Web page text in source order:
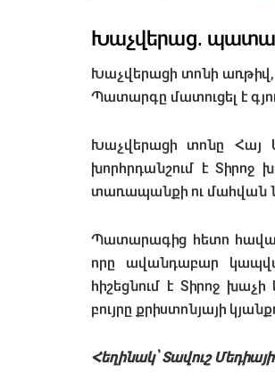
Խաչվերաց․
Խաչվերացի տոնի առթիվ,
Պատարգը մատուցել է
Խաչվերացի տոնը Հայ
խորհրդանշում է Տիրոջ
տառապանքի ու մահվան
Պատարագից հետո
որը ավանդաբար
հիշեցնում է Տիրոջ
բույրը քրիստոնյայի
Հեղինակ՝ Տավուշ